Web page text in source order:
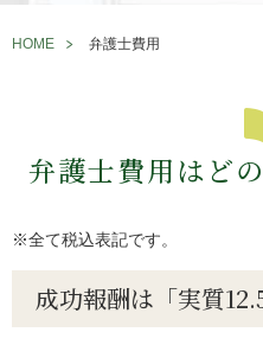
HOME 弁護士費用
弁護士費用はど
※全て税込表記です。
成功報酬は「実質